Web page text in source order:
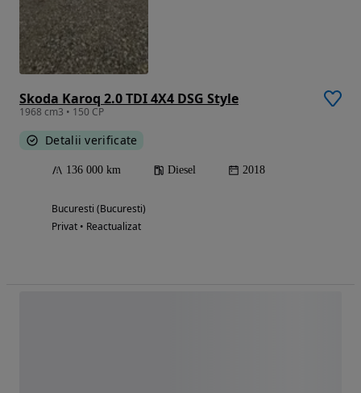
Skoda Karoq 2.0 TDI 4X4 DSG Style
1968 cm3 • 150 CP
Detalii verificate
136 000 km Diesel 2018
Bucuresti (Bucuresti)
Privat • Reactualizat